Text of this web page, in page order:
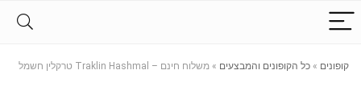
קופונים » כל הקופונים והמבצעים » משלוח חינם – Traklin Hashmal טרקלין חשמל